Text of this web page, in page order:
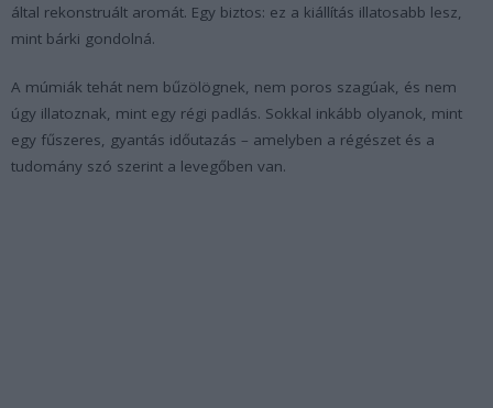
által rekonstruált aromát. Egy biztos: ez a kiállítás illatosabb lesz,
mint bárki gondolná.
A múmiák tehát nem bűzölögnek, nem poros szagúak, és nem
úgy illatoznak, mint egy régi padlás. Sokkal inkább olyanok, mint
egy fűszeres, gyantás időutazás – amelyben a régészet és a
tudomány szó szerint a levegőben van.